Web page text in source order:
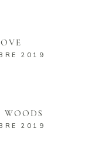
2019
2019